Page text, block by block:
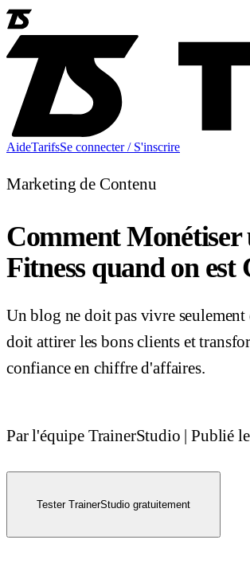
AideTarifsSe connecter / S'inscrire
Marketing de Contenu
Comment Monétiser
Fitness quand on est
Un blog ne doit pas vivre
doit attirer les bons clients et
confiance en chiffre d'affaires.
Par l'équipe TrainerStudio |Publié le
Tester TrainerStudio gratuitement